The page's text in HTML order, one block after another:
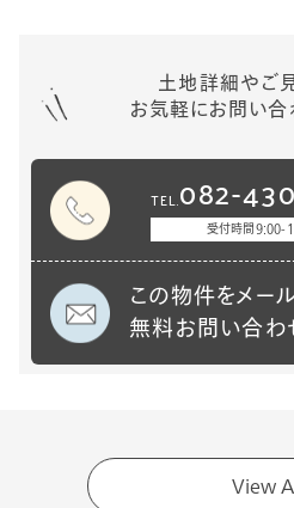
土地詳細やご
お気軽にお問い合
TEL.082-
受付時間9:00-
この物件をメー
無料お問い合わ
View